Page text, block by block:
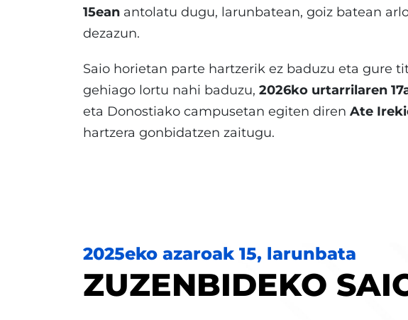
15ean antolatu dugu, larunbatean, goiz batean
dezazun.
Saio horietan parte hartzerik ez baduzu eta gure
gehiago lortu nahi baduzu, 2026ko urtarrilaren
eta Donostiako campusetan egiten diren Ate
hartzera gonbidatzen zaitugu.
2025eko azaroak 15, larunbata
ZUZENBIDEKO